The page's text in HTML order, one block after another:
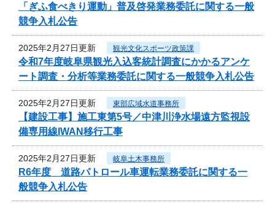
「ぎふ食べきり運動」普及啓発業務委託に関する一般
競争入札公告
2025年2月27日更新 観光文化スポーツ政策課
令和7年度岐阜県観光入込客統計調査にかかるアンケ
ート調査・分析等業務委託に関する一般競争入札公告
2025年2月27日更新 東部広域水道事務所
【建設工事】施工東第5号／中津川浄水場遠方監視設
備専用線IWAN移行工事
2025年2月27日更新 岐阜土木事務所
R6年度 道路パトロール車運転業務委託に関する一
般競争入札公告